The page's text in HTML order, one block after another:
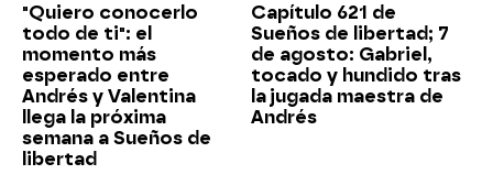
"Quiero conocerlo
todo de ti": el
momento más
esperado entre
Andrés y Valentina
llega la próxima
semana a Sueños de
libertad
Capítulo 621 de
Sueños de libertad; 7
de agosto: Gabriel,
tocado y hundido tras
la jugada maestra de
Andrés